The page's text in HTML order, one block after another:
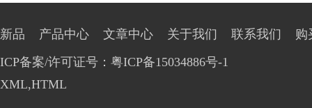
新品 产品中心 文章中心 关于我们 联系我们
购
ICP备案/许可证号：粤ICP备15034886号-1
XML,HTML